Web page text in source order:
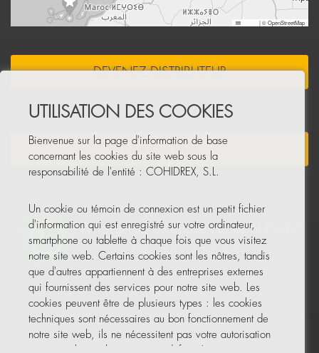
|© OpenStreetMap
DEVENEZ DISTRIBUTEUR
NEWSLETTER
UTILISATION DES COOKIES
Bienvenue sur la page d'information de base
concernant les cookies du site web sous la
responsabilité de l'entité : COHIDREX, S.L.
Un cookie ou témoin de connexion est un petit fichier
d'information qui est enregistré sur votre ordinateur,
smartphone ou tablette à chaque fois que vous visitez
notre site web. Certains cookies sont les nôtres, tandis
que d'autres appartiennent à des entreprises externes
qui fournissent des services pour notre site web. Les
cookies peuvent être de plusieurs types : les cookies
techniques sont nécessaires au bon fonctionnement de
notre site web, ils ne nécessitent pas votre autorisation